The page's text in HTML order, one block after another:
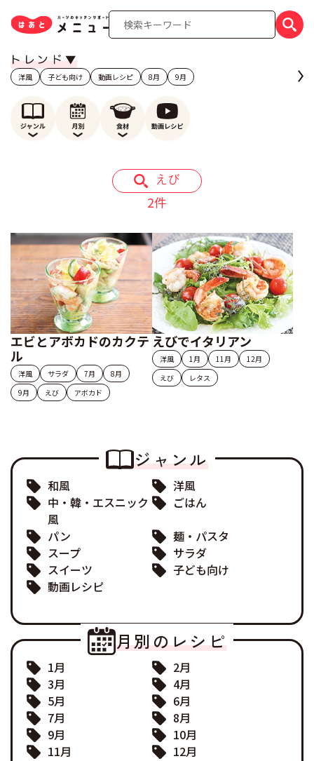
洋風 子ども向け 動画レシピ 8月 9月
えび
2件
エビとアボカドのカクテ
ル
洋風 サラダ 7月
8月
9月
えび アボカド
えびでイタリアン
洋風 1月 11月
12月
えび
レタス
ジャンル
和風
洋風
中・韓・エスニック
風
ごはん
パン
麺・パスタ
スープ
サラダ
スイーツ
子ども向け
動画レシピ
月別のレシピ
1月
2月
3月
4月
5月
6月
7月
8月
9月
10月
11月
12月